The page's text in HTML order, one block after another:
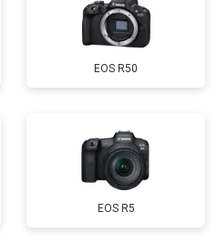
EOS R50
EOS R5